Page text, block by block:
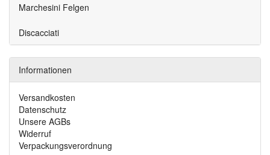
Marchesini Felgen
Discacciati
Informationen
Versandkosten
Datenschutz
Unsere AGBs
Widerruf
Verpackungsverordnung